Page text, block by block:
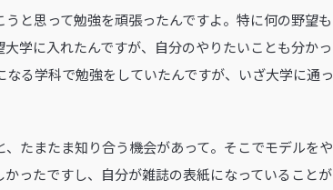
と思って勉強を頑張ったんですよ。特に何の野望も
学に入れたんですが、自分のやりたいことも分かっ
る学科で勉強をしていたんですが、いざ大学に通っ
たまたま知り合う機会があって。そこでモデルをや
ったですし、自分が雑誌の表紙になっていることが